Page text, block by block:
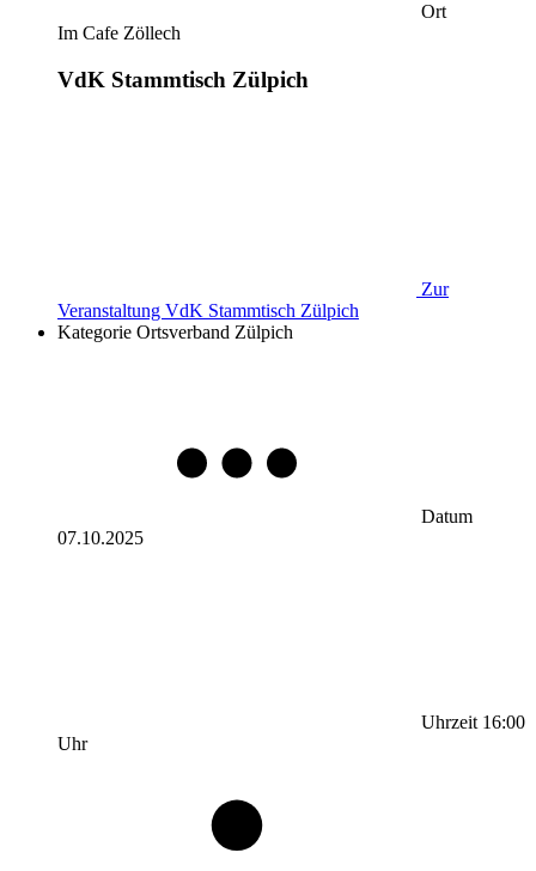
Ort
Im Cafe Zöllech
VdK Stammtisch Zülpich
Zur
Veranstaltung VdK Stammtisch Zülpich
Kategorie Ortsverband Zülpich
Datum
07.10.2025
Uhrzeit 16:00
Uhr